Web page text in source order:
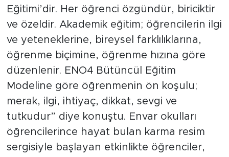
Eğitimi’dir. Her öğrenci özgündür, biriciktir
ve özeldir. Akademik eğitim; öğrencilerin ilgi
ve yeteneklerine, bireysel farklılıklarına,
öğrenme biçimine, öğrenme hızına göre
düzenlenir. ENO4 Bütüncül Eğitim
Modeline göre öğrenmenin ön koşulu;
merak, ilgi, ihtiyaç, dikkat, sevgi ve
tutkudur” diye konuştu. Envar okulları
öğrencilerince hayat bulan karma resim
sergisiyle başlayan etkinlikte öğrenciler,